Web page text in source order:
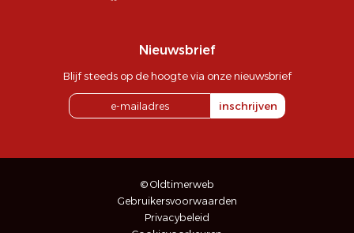
Nieuwsbrief
Blijf steeds op de hoogte via onze nieuwsbrief
inschrijven
© Oldtimerweb
Gebruikersvoorwaarden
Privacybeleid